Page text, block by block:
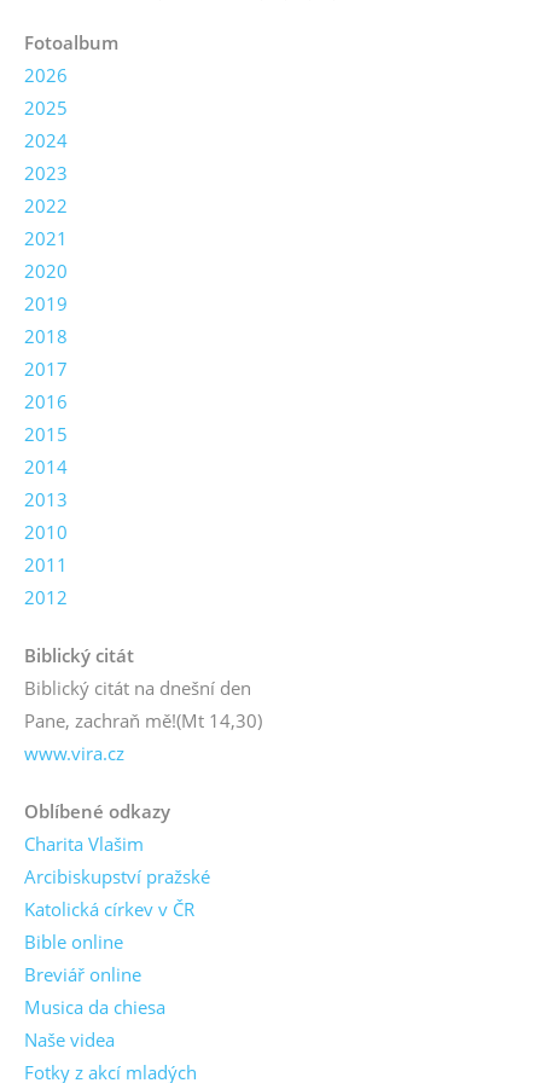
Fotoalbum
2026
2025
2024
2023
2022
2021
2020
2019
2018
2017
2016
2015
2014
2013
2010
2011
2012
Biblický citát
Biblický citát na dnešní den
Pane, zachraň mě!(Mt 14,30)
www.vira.cz
Oblíbené odkazy
Charita Vlašim
Arcibiskupství pražské
Katolická církev v ČR
Bible online
Breviář online
Musica da chiesa
Naše videa
Fotky z akcí mladých